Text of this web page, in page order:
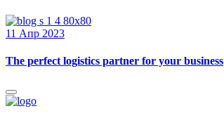
11 Апр 2023
The perfect logistics partner for your business